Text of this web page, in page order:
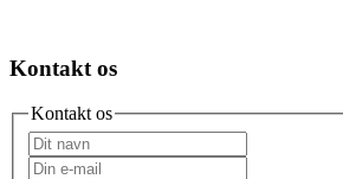
Kontakt os
Kontakt os